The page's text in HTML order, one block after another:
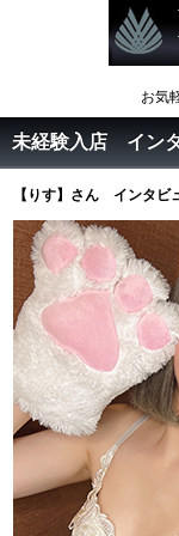
お気
未経験入店 イン
【りす】さん インタビ